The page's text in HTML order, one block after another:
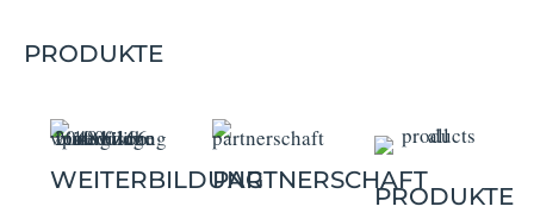
PRODUKTE
WEITERBILDUNGPARTNERSCHAFT
PRODUKTE